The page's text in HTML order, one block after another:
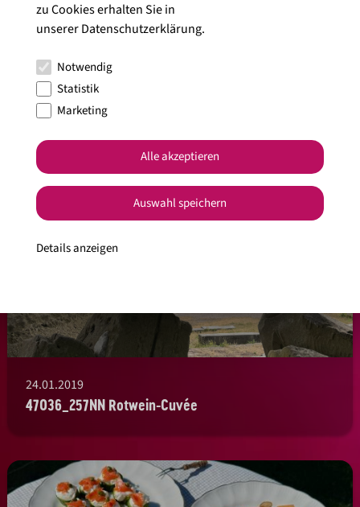
24.01.2019
47036_257NN Rotwein-Cuvée
zu Cookies erhalten Sie in
unsererDatenschutzerklärung.
Notwendig
Statistik
Marketing
Details anzeigen
Auswahl speichern
Alle akzeptieren